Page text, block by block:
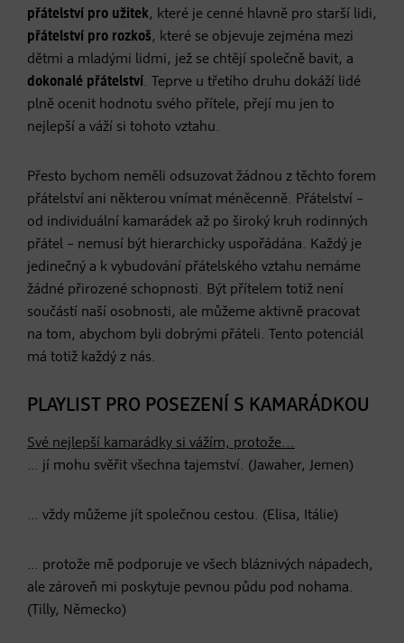
přátelství pro užitek, které je cenné hlavně pro starší lidi,
přátelství pro rozkoš, které se objevuje zejména mezi
dětmi a mladými lidmi, jež se chtějí společně bavit, a
dokonalé přátelství. Teprve u třetího druhu dokáží lidé
plně ocenit hodnotu svého přítele, přejí mu jen to
nejlepší a váží si tohoto vztahu.
Přesto bychom neměli odsuzovat žádnou z těchto forem
přátelství ani některou vnímat méněcenně. Přátelství –
od individuální kamarádek až po široký kruh rodinných
přátel – nemusí být hierarchicky uspořádána. Každý je
jedinečný a k vybudování přátelského vztahu nemáme
žádné přirozené schopnosti. Být přítelem totiž není
součástí naší osobnosti, ale můžeme aktivně pracovat
na tom, abychom byli dobrými přáteli. Tento potenciál
má totiž každý z nás.
PLAYLIST PRO POSEZENÍ S KAMARÁDKOU
Své nejlepší kamarádky si vážím, protože...
… jí mohu svěřit všechna tajemství. (Jawaher, Jemen)
… vždy můžeme jít společnou cestou. (Elisa, Itálie)
… protože mě podporuje ve všech bláznivých nápadech,
ale zároveň mi poskytuje pevnou půdu pod nohama.
(Tilly, Německo)